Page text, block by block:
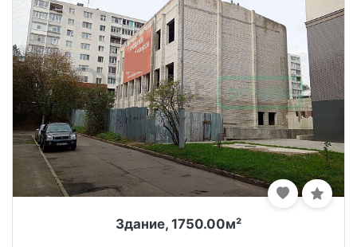
Здание, 1750.00м²